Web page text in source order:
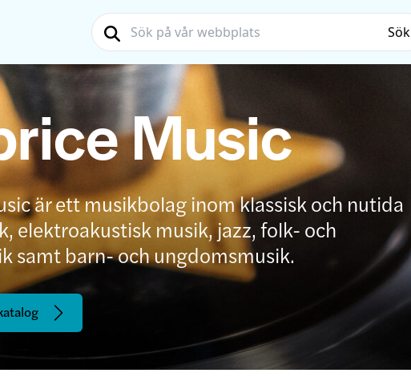
Sök
Music
är ett musikbolag inom klassisk och nutida
elektroakustisk musik, jazz, folk- och
samt barn- och ungdomsmusik.